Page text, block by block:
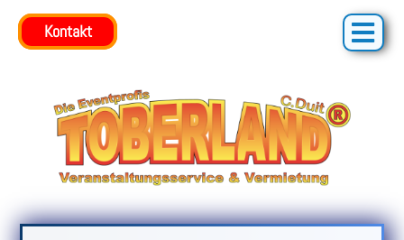
Kontakt
Kontakt